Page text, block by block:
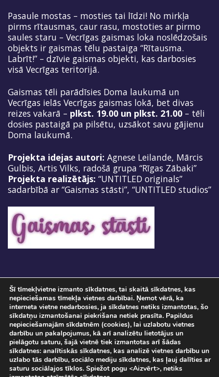
Pasaule mostas – mosties tai līdzi! No mirkļa
pirms rītausmas, caur rasu, mostoties ar pirmo
saules staru – Vecrīgas gaismas loka noslēdzošais
objekts ir gaismas tēlu pastaiga “Rītausma.
Labrīt!” – dzīvie gaismas objekti, kas darbosies
visā Vecrīgas teritorijā.
Gaismas tēli parādīsies Doma laukumā un
Vecrīgas ielās Vecrīgas gaismas lokā, bet divas
reizes vakarā – plkst. 19.00 un plkst. 21.00 – tēli
dosies pastaigā pa pilsētu, uzsākot savu gājienu
Doma laukumā.
Projekta idejas autori: Agnese Leilande, Mārcis
Gulbis, Artis Vilks, radošā grupa “Rīgas Zābaki”
Projekta realizētājs: “UNTITLED originals”
sadarbībā ar “Gaismas stāsti”, “UNTITLED studios”
Pasākuma norise tiks fotografēta un filmēta. Ar savu ierašanos pasākumā, Jūs
sniedzat piekrišanu savu personas datu apstrādei.
Sadarbībā arSIA "DATATEKS"
© Staro Rīga 2026
Šī tīmekļvietne izmanto sīkdatnes, tai skaitā sīkdatnes, kas
nepieciešamas tīmekļa vietnes darbībai. Ņemot vērā, ka
interneta vietne nedarbosies, ja sīkdatnes netiks izmantotas, šo
sīkdatņu izmantošanai piekrišana netiek prasīta. Papildus
nepieciešamajām sīkdatnēm (cookies), lai uzlabotu vietnes
darbību un pakalpojumus, kā arī analizētu lietotājus un
pielāgotu saturu, šajā vietnē tiek izmantotas arī šādas
sīkdatnes: analītiskās sīkdatnes, kas analizē vietnes darbību un
uzlabo tās darbību, sociālo mediju sīkdatnes, kas ļauj dalīties ar
saturu sociālajos tīklos. Spiežot pogu <Aizvērt>, netiks